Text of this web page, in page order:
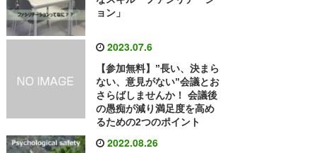
ョン」
2023.07.6
【参加無料】”長い、決まら
ない、意見がない”会議とお
さらばしませんか！ 会議後
の愚痴が減り満足度を高め
るための2つのポイント
2022.08.26